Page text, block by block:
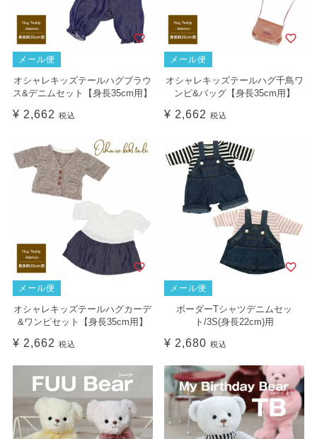
メール便
オシャレキッズテールハグブラウ
ス&デニムセット【身長35cm用】
¥ 2,662 税込
メール便
オシャレキッズテールハグ千鳥ワ
ンピ&バッグ【身長35cm用】
¥ 2,662 税込
メール便
オシャレキッズテールハグカーデ
&ワンピセット【身長35cm用】
¥ 2,662 税込
メール便
ボーダーTシャツデニムセッ
ト/3S(身長22cm)用
¥ 2,680 税込